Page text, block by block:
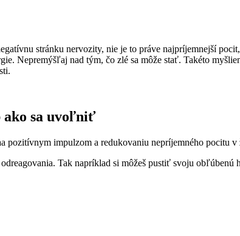
stránku nervozity, nie je to práve najpríjemnejší
Nepremýšľaj nad tým, čo zlé sa môže stať. Takéto
ako sa uvoľniť
pozitívnym impulzom a redukovaniu nepríjemného pocitu
Tak napríklad si môžeš pustiť svoju